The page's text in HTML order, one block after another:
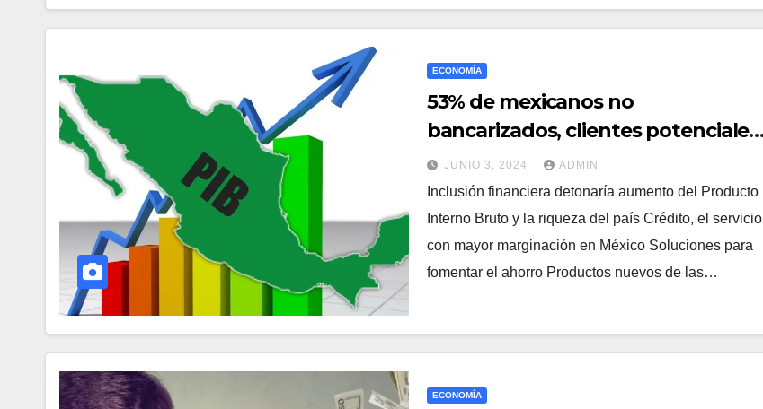
ECONOMÍA
53% de mexicanos no
bancarizados, clientes potenciales
de las Fintech
JUNIO 3, 2024 ADMIN
Inclusión financiera detonaría aumento del Producto
Interno Bruto y la riqueza del país Crédito, el servicio
con mayor marginación en México Soluciones para
fomentar el ahorro Productos nuevos de las…
ECONOMÍA